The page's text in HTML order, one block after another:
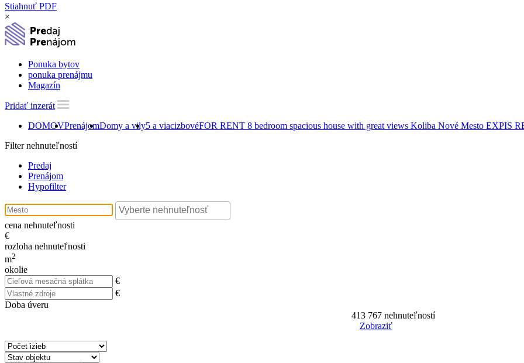
Stiahnuť PDF
×
Ponuka bytov
ponuka prenájmu
Magazín
Pridať inzerát
DOMOVPrenájomDomy a vily5 a viacizbovéFOR RENT 8 bedroom spacious house with great views Koliba Nové Mesto EXPIS
Filter nehnuteľností
Predaj
Prenájom
Hypofilter
cena nehnuteľnosti
€
rozloha nehnuteľnosti
m2
okolie
€
€
Doba úveru
413 767nehnuteľností
Zobraziť